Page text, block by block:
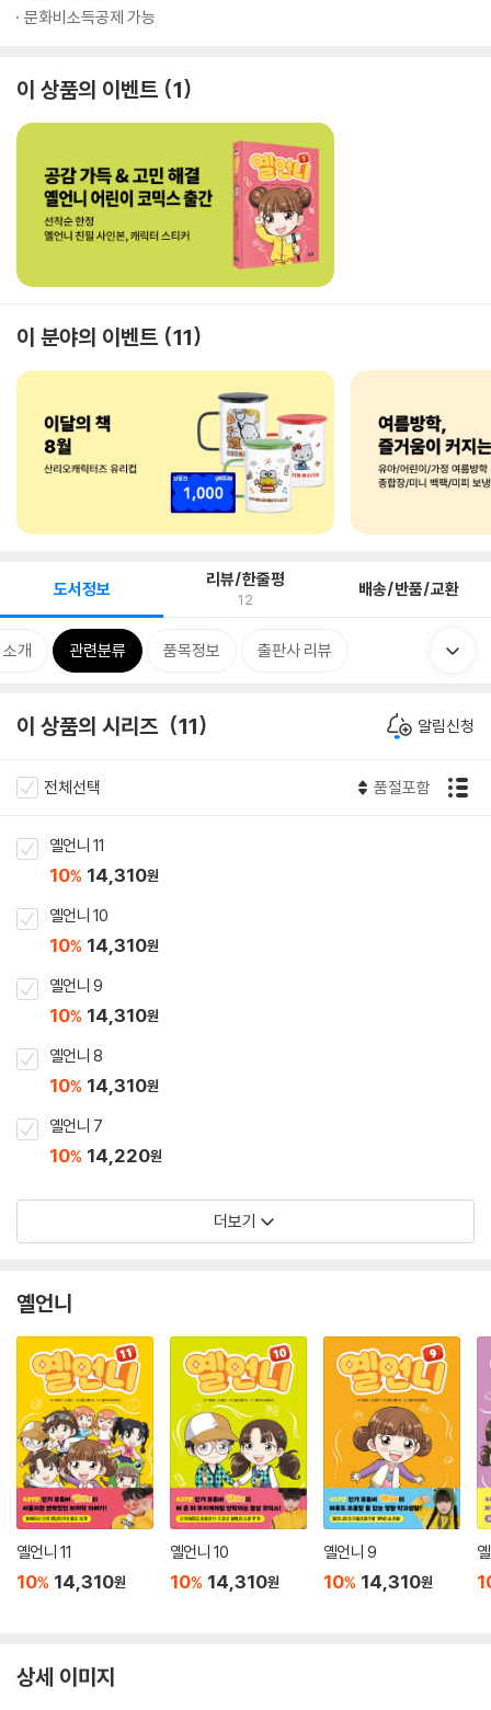
문화비소득공제 가능
이 상품의 이벤트 1
이 분야의 이벤트 11
도서정보 리뷰/한줄평
12 배송/반품/교환
개 관련분류 품목정보 출판사 리뷰
이 상품의 시리즈 11 알림신청
전체선택 품절포함
옐언니 11
10% 14,310원
옐언니 10
10% 14,310원
옐언니 9
10% 14,310원
옐언니 8
10% 14,310원
옐언니 7
10% 14,220원
더보기
옐언니
옐언니 11
10% 14,310원
옐언니 10
10% 14,310원
옐언니 9
10% 14,310원
상세 이미지